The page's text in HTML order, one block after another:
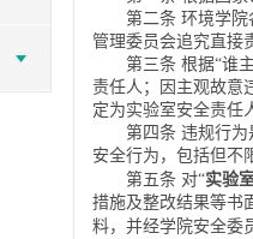
第二条 环境学
管理委员会追究直接
第三条 根据“谁
责任人；因主观故意
定为实验室安全责任
第四条 违规行
安全行为，包括但不
第五条 对“实验
措施及整改结果等书
料，并经学院安全委